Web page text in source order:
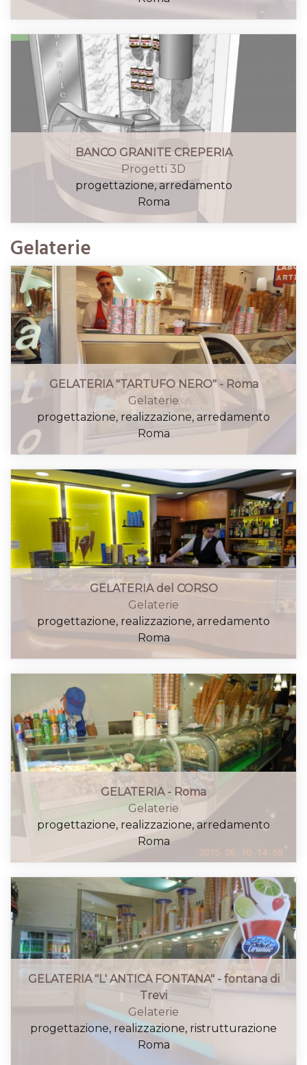
BANCO GRANITE CREPERIA
Progetti 3D
progettazione, arredamento
Roma
Gelaterie
GELATERIA "TARTUFO NERO" - Roma
Gelaterie
progettazione, realizzazione, arredamento
Roma
GELATERIA del CORSO
Gelaterie
progettazione, realizzazione, arredamento
Roma
GELATERIA - Roma
Gelaterie
progettazione, realizzazione, arredamento
Roma
GELATERIA "L' ANTICA FONTANA" - fontana di
Trevi
Gelaterie
progettazione, realizzazione, ristrutturazione
Roma